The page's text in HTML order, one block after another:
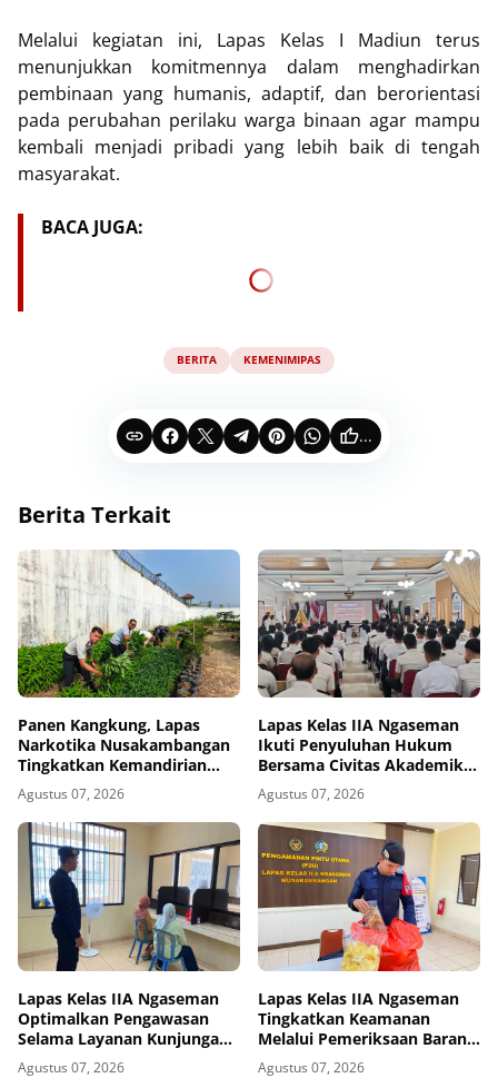
Melalui kegiatan ini, Lapas Kelas I Madiun terus
menunjukkan komitmennya dalam menghadirkan
pembinaan yang humanis, adaptif, dan berorientasi
pada perubahan perilaku warga binaan agar mampu
kembali menjadi pribadi yang lebih baik di tengah
masyarakat.
BACA JUGA:
BERITA KEMENIMIPAS
...
Berita Terkait
Panen Kangkung, Lapas
Narkotika Nusakambangan
Tingkatkan Kemandirian
Pangan
Agustus 07, 2026
Lapas Kelas IIA Ngaseman
Ikuti Penyuluhan Hukum
Bersama Civitas Akademika
Universitas 17 Agustus 1945
Semarang
Agustus 07, 2026
Lapas Kelas IIA Ngaseman
Optimalkan Pengawasan
Selama Layanan Kunjungan
Warga Binaan
Agustus 07, 2026
Lapas Kelas IIA Ngaseman
Tingkatkan Keamanan
Melalui Pemeriksaan Barang
Bawaan Pengunjung
Agustus 07, 2026